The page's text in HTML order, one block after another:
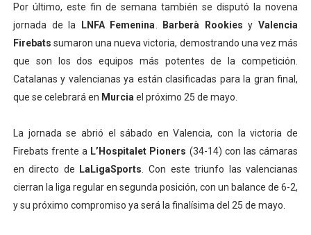
Por último, este fin de semana también se disputó la novena
jornada de la
LNFA Femenina Barberà Rookies yValencia
Firebats sumaron una nueva victoria, demostrando una vez más
que son los dos equipos más potentes de la competición.
Catalanas y valencianas ya están clasificadas para la gran final,
que se celebrará en Murcia el próximo 25 de mayo.
La jornada se abrió el sábado en Valencia, con la victoria de
Firebats frente a L’Hospitalet Pioners (34-14) con las cámaras
en directo de
LaLigaSports . Con este triunfo las valencianas
cierran la liga regular en segunda posición, con un balance de 6-2,
y su próximo compromiso ya será la finalísima del 25 de mayo.